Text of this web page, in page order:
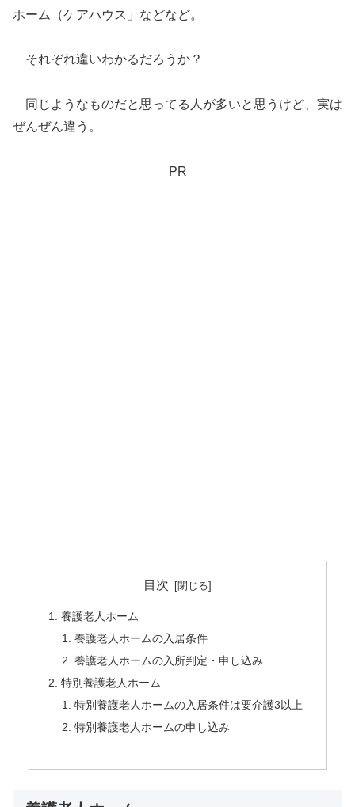
ホーム（ケアハウス」などなど。
それぞれ違いわかるだろうか？
同じようなものだと思ってる人が多いと思うけど、実は
ぜんぜん違う。
PR
目次
養護老人ホーム
養護老人ホームの入居条件
養護老人ホームの入所判定・申し込み
特別養護老人ホーム
特別養護老人ホームの入居条件は要介護3以上
特別養護老人ホームの申し込み